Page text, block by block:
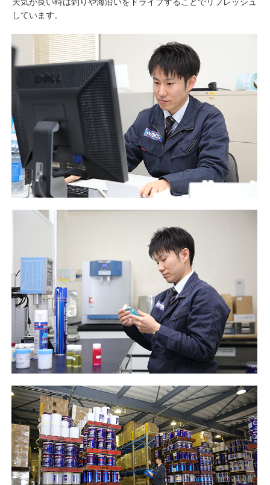
しています。